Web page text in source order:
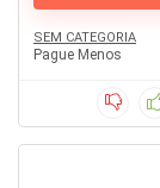
SEM CATEGORIA
Pague Menos